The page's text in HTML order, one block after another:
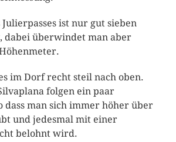
Julierpasses ist nur gut sieben
dabei überwindet man aber
im Dorf recht steil nach oben.
folgen ein paar
dass man sich immer höher über
und jedesmal mit einer
belohnt wird.